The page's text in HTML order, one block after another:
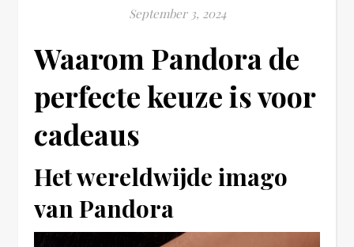
September 3, 2024
Waarom Pandora de
perfecte keuze is voor
cadeaus
Het wereldwijde imago
van Pandora